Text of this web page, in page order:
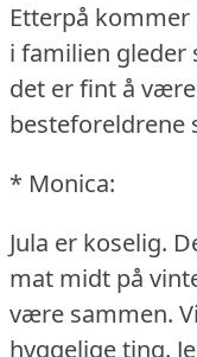
Etterpå kommer
i familien gleder
det er fint å
besteforeldrene
* Monica:
Jula er koselig.
mat midt på
være sammen.
hyggelige ting.